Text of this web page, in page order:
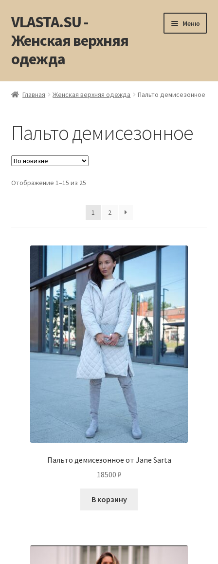
Перейти
к
навигации
Перейти
к
содержимому
VLASTA.SU -
Женская верхняя
одежда
Меню
Главная
Адреса магазинов
Контакты
Бренды
Главная Женская верхняя одежда Пальто демисезонное
Пальто демисезонное
Отображение 1–15 из 25Сортировка:
недавние
1
2
Пальто демисезонное от Jane Sarta
18500 ₽
В корзину